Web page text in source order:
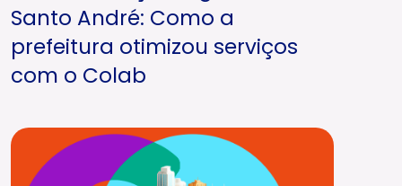
Santo André: Como a
prefeitura otimizou serviços
com o Colab